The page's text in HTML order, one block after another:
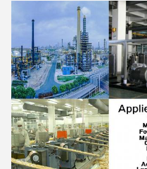
Laat een
We